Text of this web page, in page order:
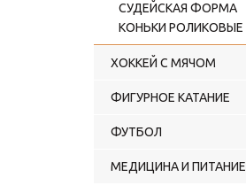
СУДЕЙСКАЯ ФОРМА
КОНЬКИ РОЛИКОВЫЕ
ХОККЕЙ С МЯЧОМ
ФИГУРНОЕ КАТАНИЕ
ФУТБОЛ
МЕДИЦИНА И ПИТАНИЕ